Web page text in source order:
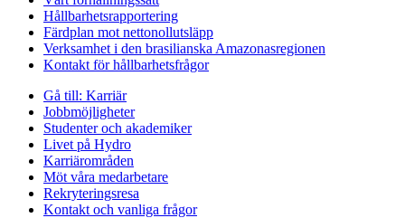
Hållbarhetsrapportering
Färdplan mot nettonollutsläpp
Verksamhet i den brasilianska Amazonasregionen
Kontakt för hållbarhetsfrågor
Gå till: Karriär
Jobbmöjligheter
Studenter och akademiker
Livet på Hydro
Karriärområden
Möt våra medarbetare
Rekryteringsresa
Kontakt och vanliga frågor